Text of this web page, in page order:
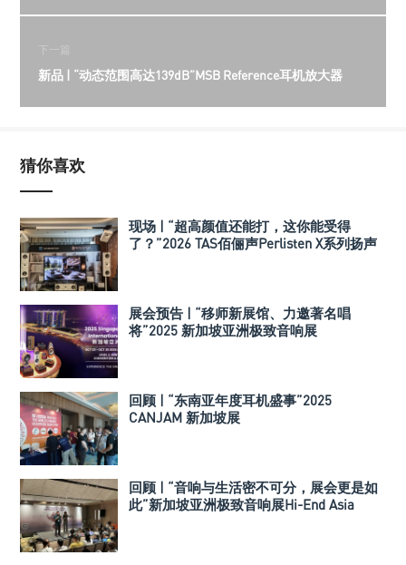
下一篇
新品 | “动态范围高达139dB”MSB Reference耳机放大器
猜你喜欢
现场 | “超高颜值还能打，这你能受得
了？”2026 TAS佰俪声Perlisten X系列扬声
展会预告 | “移师新展馆、力邀著名唱
将”2025 新加坡亚洲极致音响展
回顾 | “东南亚年度耳机盛事”2025
CANJAM 新加坡展
回顾 | “音响与生活密不可分，展会更是如
此”新加坡亚洲极致音响展Hi-End Asia